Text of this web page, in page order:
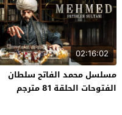
02:16:02
مسلسل محمد الفاتح سلطان
الفتوحات الحلقة 81 مترجم